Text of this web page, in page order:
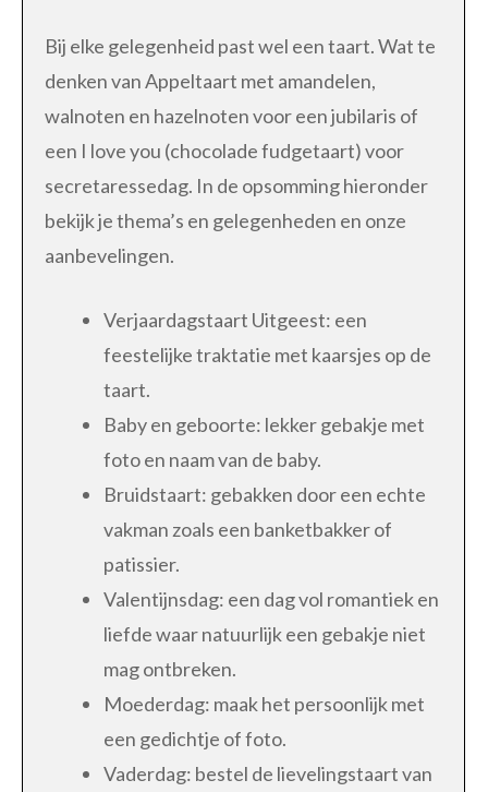
Bij elke gelegenheid past wel een taart. Wat te
denken van Appeltaart met amandelen,
walnoten en hazelnoten voor een jubilaris of
een I love you (chocolade fudgetaart) voor
secretaressedag. In de opsomming hieronder
bekijk je thema’s en gelegenheden en onze
aanbevelingen.
Verjaardagstaart Uitgeest: een
feestelijke traktatie met kaarsjes op de
taart.
Baby en geboorte: lekker gebakje met
foto en naam van de baby.
Bruidstaart: gebakken door een echte
vakman zoals een banketbakker of
patissier.
Valentijnsdag: een dag vol romantiek en
liefde waar natuurlijk een gebakje niet
mag ontbreken.
Moederdag: maak het persoonlijk met
een gedichtje of foto.
Vaderdag: bestel de lievelingstaart van